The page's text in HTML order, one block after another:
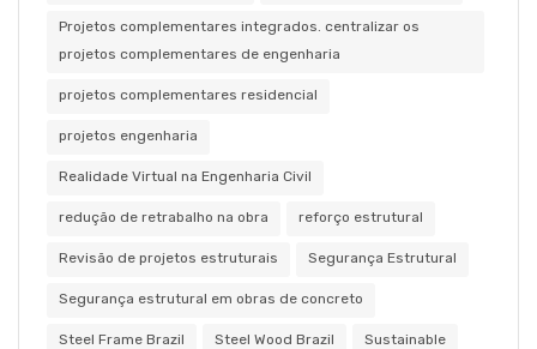
Projetos complementares integrados. centralizar os
projetos complementares de engenharia
projetos complementares residencial
projetos engenharia
Realidade Virtual na Engenharia Civil
redução de retrabalho na obra reforço estrutural
Revisão de projetos estruturais Segurança Estrutural
Segurança estrutural em obras de concreto
Steel Frame Brazil Steel Wood Brazil Sustainable